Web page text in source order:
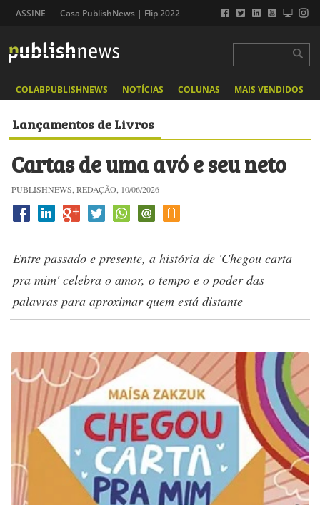
ASSINE Casa PublishNews | Flip 2022
COLABPUBLISHNEWS NOTÍCIAS COLUNAS MAIS VENDIDOS
Lançamentos de Livros
Cartas de uma avó e seu neto
PUBLISHNEWS, REDAÇÃO, 10/06/2026
Entre passado e presente, a história de 'Chegou carta
pra mim' celebra o amor, o tempo e o poder das
palavras para aproximar quem está distante